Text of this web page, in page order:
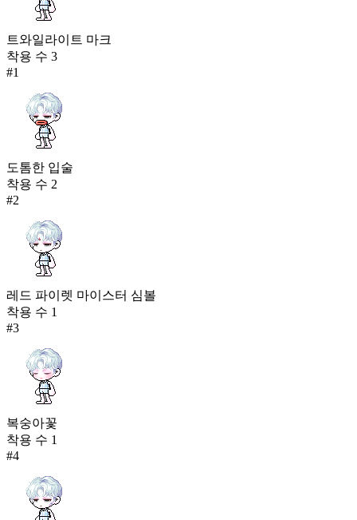
트와일라이트 마크
착용 수 3
#1
도톰한 입술
착용 수 2
#2
레드 파이렛 마이스터 심볼
착용 수 1
#3
복숭아꽃
착용 수 1
#4